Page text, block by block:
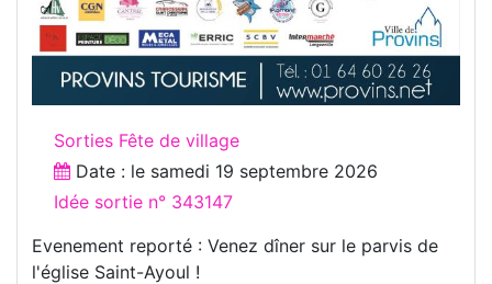
Sorties Fête de village
Date : le samedi 19 septembre 2026
Idée sortie n° 343147
Evenement reporté : Venez dîner sur le parvis de
l'église Saint-Ayoul !